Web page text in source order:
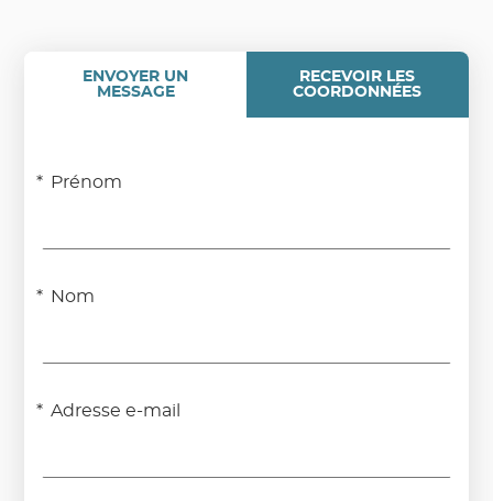
ENVOYER UN
MESSAGE
RECEVOIR LES
COORDONNÉES
Prénom
Nom
Adresse e-mail